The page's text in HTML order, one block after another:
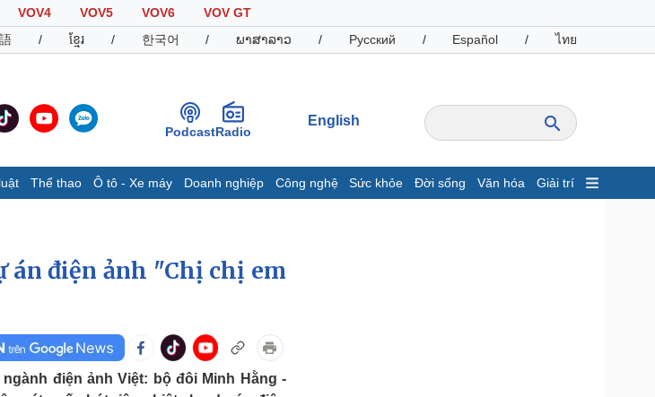
VOV4 VOV5 VOV6
VOV GT
/ ខ្មែរ / 한국어 / ພາສາລາວ / Русский / Español / ไทย
PodcastRadio
English
Thể thao Ô tô - Xe máy Doanh nghiệp Công nghệ Sức khỏe Đời sống Văn hóa Giải trí
Ảnh
E-Magazine
Ô tô - Xe máy
Ô tô
Doanh nghiệp
Thông tin doanh nghiệp
án điện ảnh "Chị chị em
điện ảnh Việt: bộ đôi Minh Hằng -